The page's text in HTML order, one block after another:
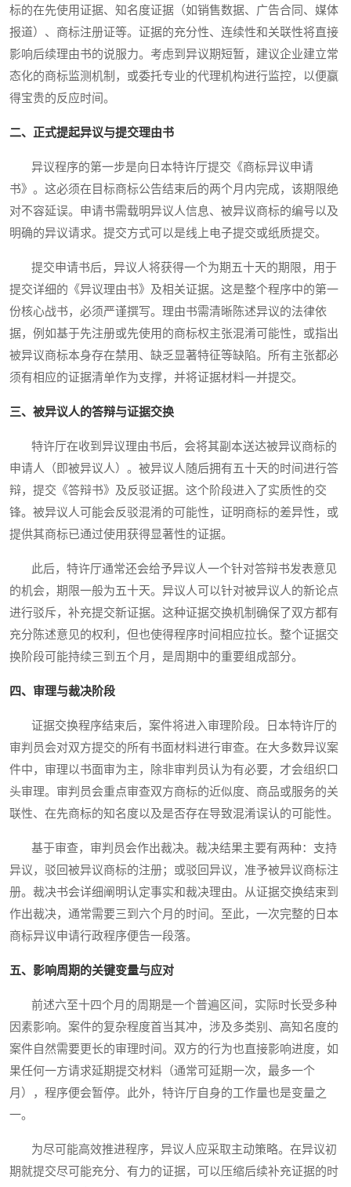
标的在先使用证据、知名度证据（如销售数据、广告合同、媒体
报道）、商标注册证等。证据的充分性、连续性和关联性将直接
影响后续理由书的说服力。考虑到异议期短暂，建议企业建立常
态化的商标监测机制，或委托专业的代理机构进行监控，以便赢
得宝贵的反应时间。
二、正式提起异议与提交理由书
异议程序的第一步是向日本特许厅提交《商标异议申请
书》。这必须在目标商标公告结束后的两个月内完成，该期限绝
对不容延误。申请书需载明异议人信息、被异议商标的编号以及
明确的异议请求。提交方式可以是线上电子提交或纸质提交。
提交申请书后，异议人将获得一个为期五十天的期限，用于
提交详细的《异议理由书》及相关证据。这是整个程序中的第一
份核心战书，必须严谨撰写。理由书需清晰陈述异议的法律依
据，例如基于先注册或先使用的商标权主张混淆可能性，或指出
被异议商标本身存在禁用、缺乏显著特征等缺陷。所有主张都必
须有相应的证据清单作为支撑，并将证据材料一并提交。
三、被异议人的答辩与证据交换
特许厅在收到异议理由书后，会将其副本送达被异议商标的
申请人（即被异议人）。被异议人随后拥有五十天的时间进行答
辩，提交《答辩书》及反驳证据。这个阶段进入了实质性的交
锋。被异议人可能会反驳混淆的可能性，证明商标的差异性，或
提供其商标已通过使用获得显著性的证据。
此后，特许厅通常还会给予异议人一个针对答辩书发表意见
的机会，期限一般为五十天。异议人可以针对被异议人的新论点
进行驳斥，补充提交新证据。这种证据交换机制确保了双方都有
充分陈述意见的权利，但也使得程序时间相应拉长。整个证据交
换阶段可能持续三到五个月，是周期中的重要组成部分。
四、审理与裁决阶段
证据交换程序结束后，案件将进入审理阶段。日本特许厅的
审判员会对双方提交的所有书面材料进行审查。在大多数异议案
件中，审理以书面审为主，除非审判员认为有必要，才会组织口
头审理。审判员会重点审查双方商标的近似度、商品或服务的关
联性、在先商标的知名度以及是否存在导致混淆误认的可能性。
基于审查，审判员会作出裁决。裁决结果主要有两种：支持
异议，驳回被异议商标的注册；或驳回异议，准予被异议商标注
册。裁决书会详细阐明认定事实和裁决理由。从证据交换结束到
作出裁决，通常需要三到六个月的时间。至此，一次完整的日本
商标异议申请行政程序便告一段落。
五、影响周期的关键变量与应对
前述六至十四个月的周期是一个普遍区间，实际时长受多种
因素影响。案件的复杂程度首当其冲，涉及多类别、高知名度的
案件自然需要更长的审理时间。双方的行为也直接影响进度，如
果任何一方请求延期提交材料（通常可延期一次，最多一个
月），程序便会暂停。此外，特许厅自身的工作量也是变量之
一。
为尽可能高效推进程序，异议人应采取主动策略。在异议初
期就提交尽可能充分、有力的证据，可以压缩后续补充证据的时